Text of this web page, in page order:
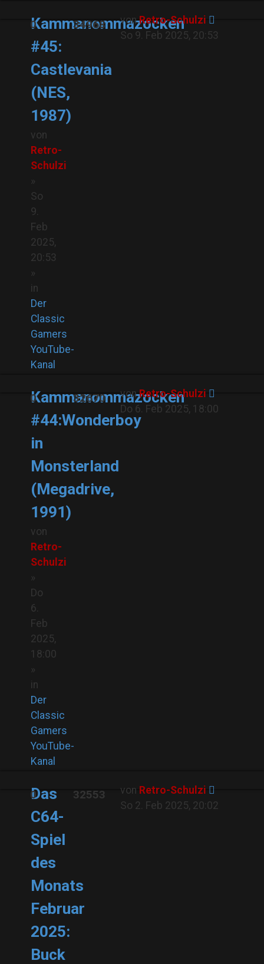
Kammanommazocken
#45:
Castlevania
(NES,
1987)
von
Retro-
Schulzi
»
So
9.
Feb
2025,
20:53
»
in
Der
Classic
Gamers
YouTube-
Kanal
0 34968 vonRetro-Schulzi
So 9. Feb 2025, 20:53
Kammanommazocken
#44:Wonderboy
in
Monsterland
(Megadrive,
1991)
von
Retro-
Schulzi
»
Do
6.
Feb
2025,
18:00
»
in
Der
Classic
Gamers
YouTube-
Kanal
0 32670 vonRetro-Schulzi
Do 6. Feb 2025, 18:00
Das
C64-
Spiel
des
Monats
Februar
2025:
Buck
0 32553 von Retro-Schulzi
So 2. Feb 2025, 20:02